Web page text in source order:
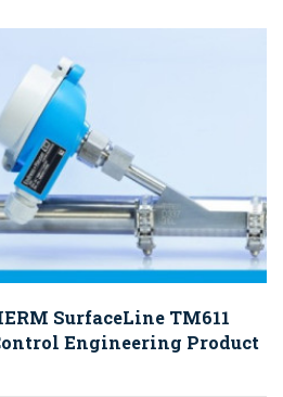
SurfaceLine TM611
Engineering Product